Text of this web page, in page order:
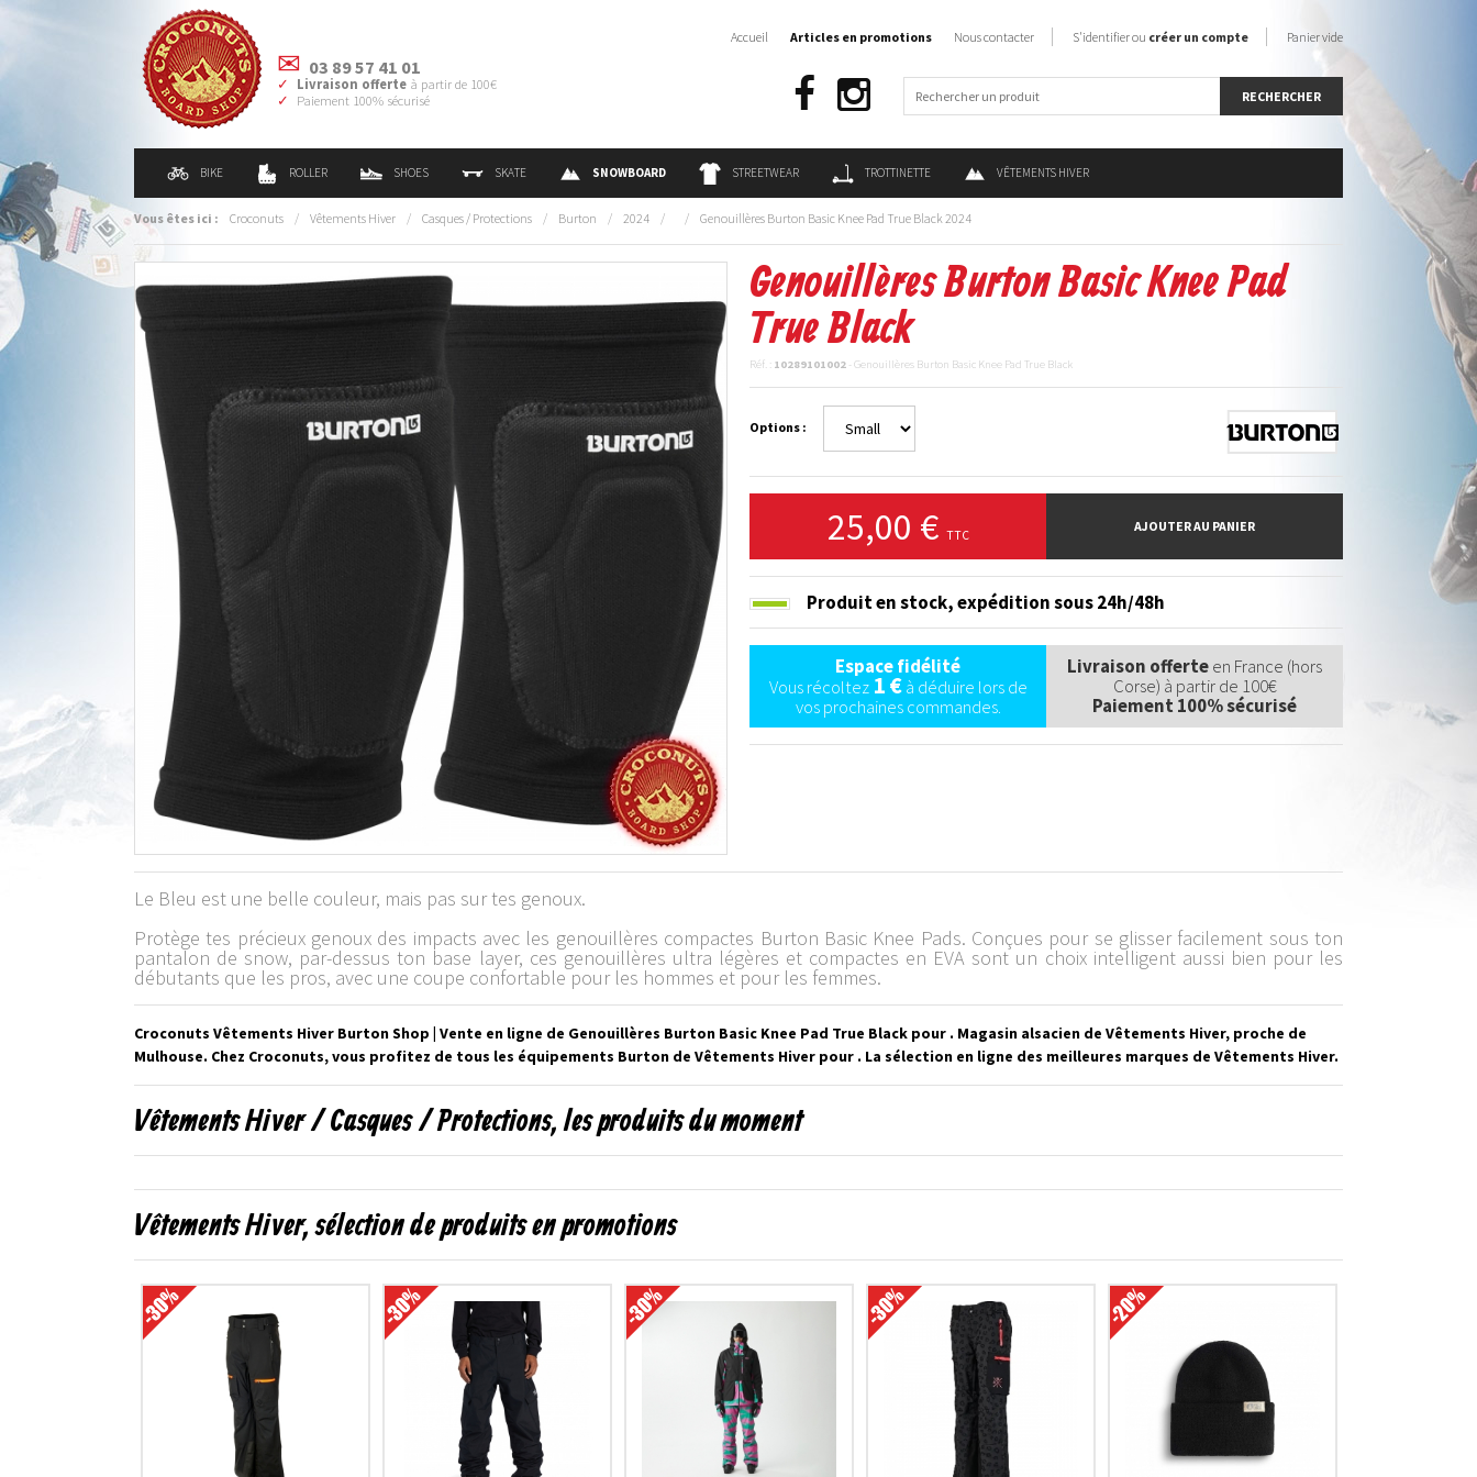
03 89 57 41 01
Livraison offerte à partir de 100€
Paiement 100% sécurisé
BIKE ROLLER SHOES SKATE SNOWBOARD STREETWEAR TROTTINETTE VÊTEMENTS HIVER
Accueil Articles en promotions Nous contacter S'identifier ou créer un compte Panier vide
Vous êtes ici : Croconuts / Vêtements Hiver / Casques / Protections / Burton / 2024 / / Genouillères Burton Basic Knee Pad True Black 2024
Genouillères Burton Basic Knee Pad
True Black
Réf. : 10289101002 - Genouillères Burton Basic Knee Pad True Black
Options :
25,00 € TTC
AJOUTER AU PANIER
Produit en stock,expédition sous 24h/48h
Espace fidélité
Vous récoltez 1 €à déduire lors de
vos prochaines commandes.
Livraison offerteen France (hors
Corse) à partir de 100€
Paiement 100% sécurisé
Le Bleu est une belle couleur, mais pas sur tes genoux.
Protège tes précieux genoux des impacts avec les genouillères compactes Burton Basic Knee Pads. Conçues pour se glisser facilement sous ton
pantalon de snow, par-dessus ton base layer, ces genouillères ultra légères et compactes en EVA sont un choix intelligent aussi bien pour les
débutants que les pros, avec une coupe confortable pour les hommes et pour les femmes.
Croconuts Vêtements Hiver Burton Shop | Vente en ligne de Genouillères Burton Basic Knee Pad True Black pour . Magasin alsacien de Vêtements Hiver, proche de
Mulhouse. Chez Croconuts, vous profitez de tous les équipements Burton de Vêtements Hiver pour . La sélection en ligne des meilleures marques de Vêtements Hiver.
Vêtements Hiver / Casques / Protections, les produits du moment
Vêtements Hiver, sélection de produits en promotions